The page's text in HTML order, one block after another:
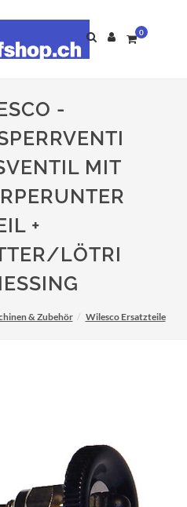
0
-
MIT
+
LÖTRI
& Zubehör Wilesco Ersatzteile